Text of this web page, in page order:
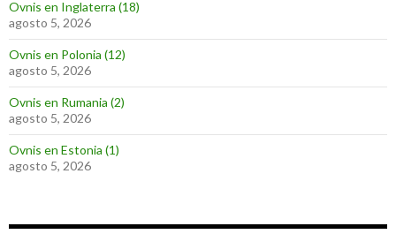
Ovnis en Inglaterra (18)
agosto 5, 2026
Ovnis en Polonia (12)
agosto 5, 2026
Ovnis en Rumania (2)
agosto 5, 2026
Ovnis en Estonia (1)
agosto 5, 2026